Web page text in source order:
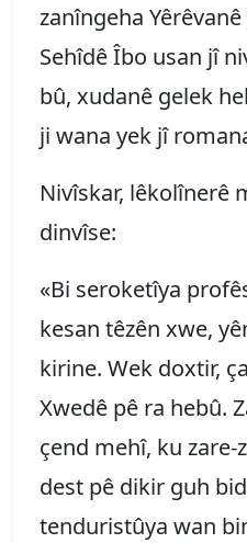
zanîngeha
Sehîdê Îbo usan jî
bû, xudanê gelek
ji wana yek jî
Nivîskar, lêkolînerê
dinvîse:
«Bi seroketîya
kesan têzên xwe,
kirine. Wek doxtir,
Xwedê pê ra hebû.
çend mehî, ku
dest pê dikir guh
tenduristûya wan